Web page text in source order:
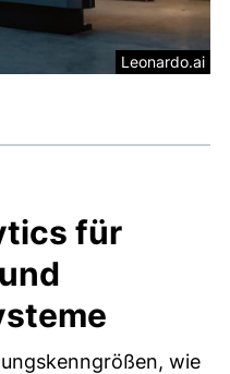
Leonardo.ai
für
wie